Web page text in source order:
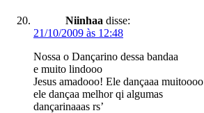
Niinhaa disse:
21/10/2009 às 12:48
Nossa o Dançarino dessa bandaa
e muito lindooo
Jesus amadooo! Ele dançaaa muitoooo
ele dançaa melhor qi algumas
dançarinaaas rs’